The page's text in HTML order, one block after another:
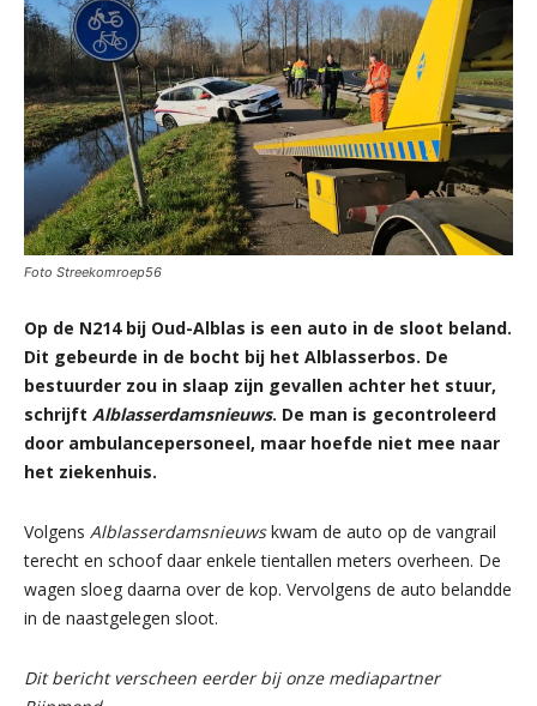
Foto Streekomroep56
Op de N214 bij Oud-Alblas is een auto in de sloot beland.
Dit gebeurde in de bocht bij het Alblasserbos. De
bestuurder zou in slaap zijn gevallen achter het stuur,
schrijft Alblasserdamsnieuws. De man is gecontroleerd
door ambulancepersoneel, maar hoefde niet mee naar
het ziekenhuis.
Volgens Alblasserdamsnieuwskwam de auto op de vangrail
terecht en schoof daar enkele tientallen meters overheen. De
wagen sloeg daarna over de kop. Vervolgens de auto belandde
in de naastgelegen sloot.
Dit bericht verscheen eerder bij onze mediapartner